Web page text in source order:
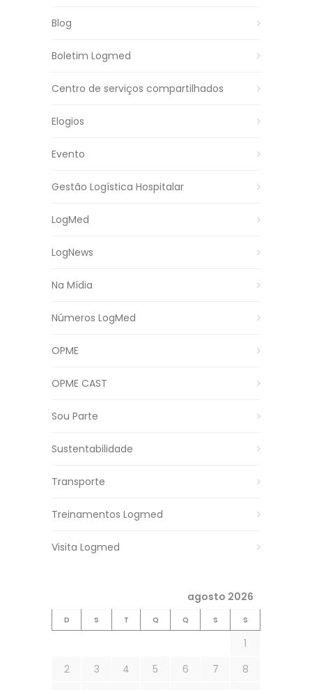
Blog
Boletim Logmed
Centro de serviços compartilhados
Elogios
Evento
Gestão Logística Hospitalar
LogMed
LogNews
Na Mídia
Números LogMed
OPME
OPME CAST
Sou Parte
Sustentabilidade
Transporte
Treinamentos Logmed
Visita Logmed
agosto 2026
D S T Q Q S S
1
2
3 4 5 6 7
8